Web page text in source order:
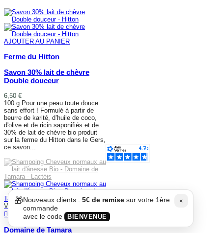
AJOUTER AU PANIER
Ferme du Hitton
Savon 30% lait de chèvre
Double douceur
6,50 €
100 g Pour une peau toute douce
sans effort ! Formulé à partir de
beurre de karité, d’huile de coco,
d'olive et de ricin saponifiés et de
30% de lait de chèvre bio produit
sur la ferme du Hitton dans le Gers,
ce savon...
Victime de son succès
AFFICHER PLUS
Domaine de Tamara
×
🎁Nouveaux clients : 5€ de remise sur votre 1ère
commande
avec le code
BIENVENUE